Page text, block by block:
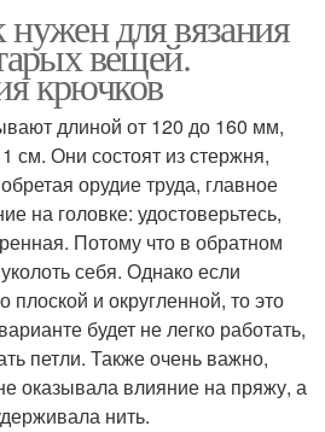
для вязания
вещей.
крючков
длиной от 120 до 160 мм,
см. Они состоят из стержня,
орудие труда, главное
на головке: удостоверьтесь,
Потому что в обратном
себя. Однако если
плоской и округленной, то это
будет не легко работать,
петли. Также очень важно,
оказывала влияние на пряжу, а
нить.